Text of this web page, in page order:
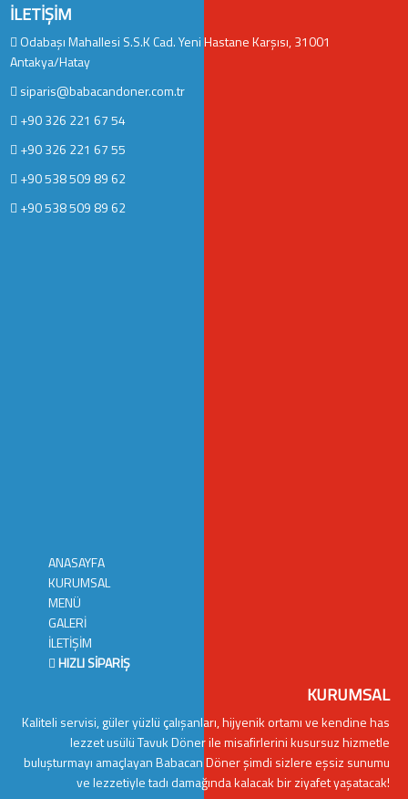
İLETIŞIM
Odabaşı Mahallesi S.S.K Cad. Yeni Hastane Karşısı, 31001
Antakya/Hatay
siparis@babacandoner.com.tr
+90 326 221 67 54
+90 326 221 67 55
+90 538 509 89 62
+90 538 509 89 62
ANASAYFA
KURUMSAL
MENÜ
GALERİ
İLETİŞİM
HIZLI SİPARİŞ
KURUMSAL
Kaliteli servisi, güler yüzlü çalışanları, hijyenik ortamı ve kendine has
lezzet usülü Tavuk Döner ile misafirlerini kusursuz hizmetle
buluşturmayı amaçlayan Babacan Döner şimdi sizlere eşsiz sunumu
ve lezzetiyle tadı damağında kalacak bir ziyafet yaşatacak!